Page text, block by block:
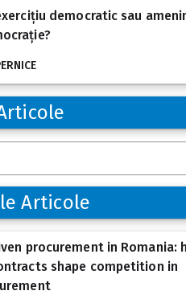
democratic sau
Articole
procurement in Romania:
shape competition in